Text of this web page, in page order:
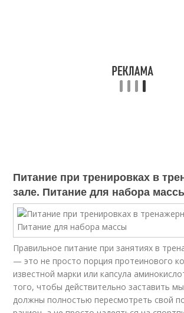
Питание при тренировках в
зале. Питание для набора
Правильное питание при занятиях в
— это не просто порция протеинового
известной марки или капсула
того, чтобы действительно заставить
должны полностью пересмотреть свой